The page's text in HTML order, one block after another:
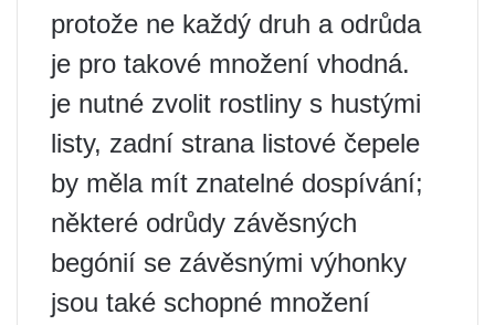
protože ne každý druh a odrůda
je pro takové množení vhodná.
je nutné zvolit rostliny s hustými
listy, zadní strana listové čepele
by měla mít znatelné dospívání;
některé odrůdy závěsných
begónií se závěsnými výhonky
jsou také schopné množení